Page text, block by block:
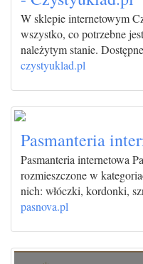
W sklepie internetowym
wszystko, co potrzebne
należytym stanie.
czystyuklad.pl
Pasmanteria
Pasmanteria internetowa
rozmieszczone w
nich: włóczki, kordonki,
pasnova.pl